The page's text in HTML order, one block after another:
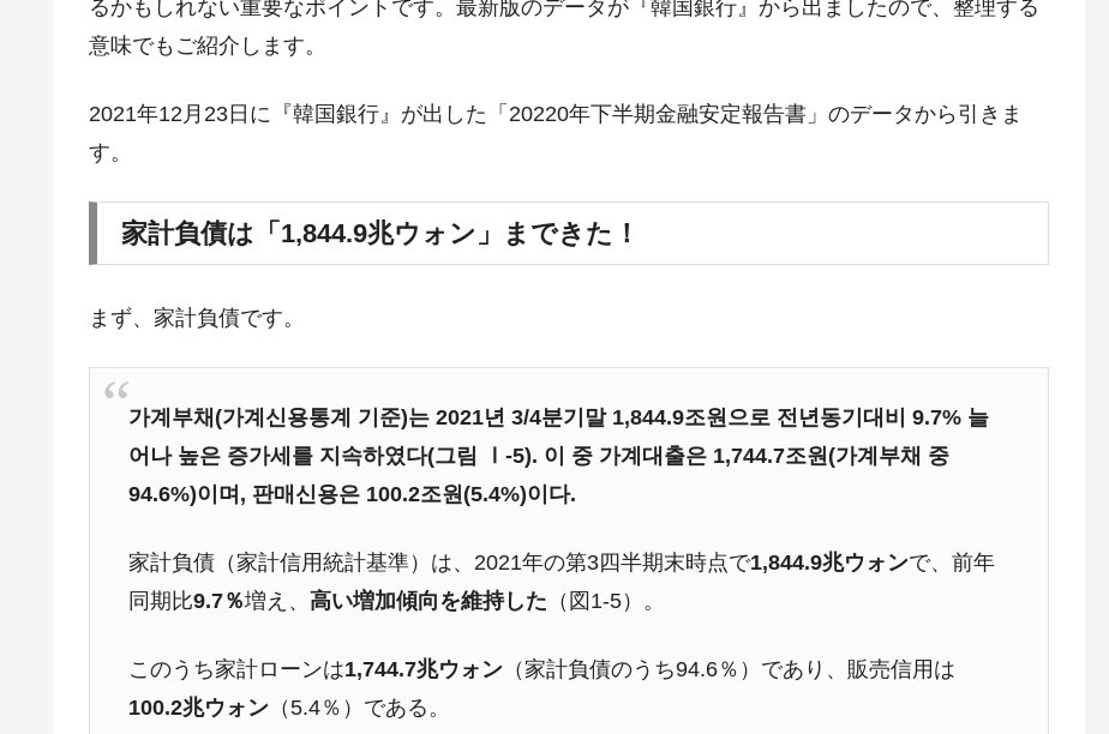
壟断
『Money1』 韓国･警察職員が「丸刈りになって抗議活動」
『Money1』 韓国で猛暑。南東部では干ばつ
『Money1』 韓国型イージス搭載の次世代駆逐艦「KDDX」1番艦、2032年竣工と公示
『Money1』 【対日本円】ウォン安が急進！ 日米の協調に韓国がいっちょがみしたのでは。
1.9倍！
『Money1』
在韓米国大使スティールが着韓！⇒ さっそく空港に詰めかけ「出て行け！」「極右勢力」のプラカー
ドを掲げる「在韓反米勢力」
『Money1』 韓国政府「2035年までに18.4GW規模のAIデータセンター整備」⇒ だから無理だってば。
『Money1』 JPモルガン「韓国レバレッジETFの清算はほぼ終わった」
『Money1』 韓国『国民年金公団』株価暴落で200兆蒸発。
『Money1』 韓国「橋が落ちました」⇒ 耐久性「なさすぎ」では。
『Money1』 韓国鉄鋼最大手『POSCO』ズブズブ沈む。営業利益80.2％も減少
るかもしれない重要なポイントです。最新版のデータが『韓国銀行』から出ましたので、整理する
意味でもご紹介します。
2021年12月23日に『韓国銀行』が出した「20220年下半期金融安定報告書」のデータから引きま
す。
家計負債は「1,844.9兆ウォン」まできた！
まず、家計負債です。
가계부채(가계신용통계 기준)는 2021년 3/4분기말 1,844.9조원으로 전년동기대비 9.7% 늘
어나 높은 증가세를 지속하였다(그림 Ⅰ-5). 이 중 가계대출은 1,744.7조원(가계부채 중
94.6%)이며, 판매신용은 100.2조원(5.4%)이다.
家計負債（家計信用統計基準）は、2021年の第3四半期末時点で1,844.9兆ウォンで、前年
同期比9.7％増え、高い増加傾向を維持した （図1-5）。
このうち家計ローンは1,744.7兆ウォン （家計負債のうち94.6％）であり、販売信用は
100.2兆ウォン （5.4％）である。